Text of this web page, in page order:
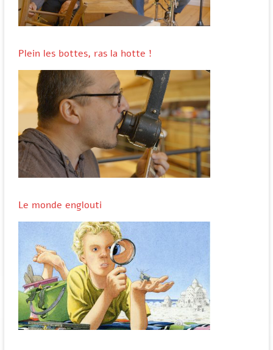
Plein les bottes, ras la hotte !
Le monde englouti